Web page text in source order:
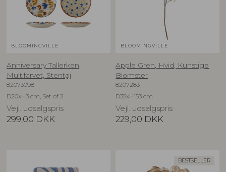
BLOOMINGVILLE
Anniversary Tallerken,
Multifarvet, Stentøj
82073098
D20xH3 cm, Set of 2
Vejl. udsalgspris
299,00 DKK
BLOOMINGVILLE
Apple Gren, Hvid, Kunstige
Blomster
82072831
D35xH153 cm
Vejl. udsalgspris
229,00 DKK
BESTSELLER